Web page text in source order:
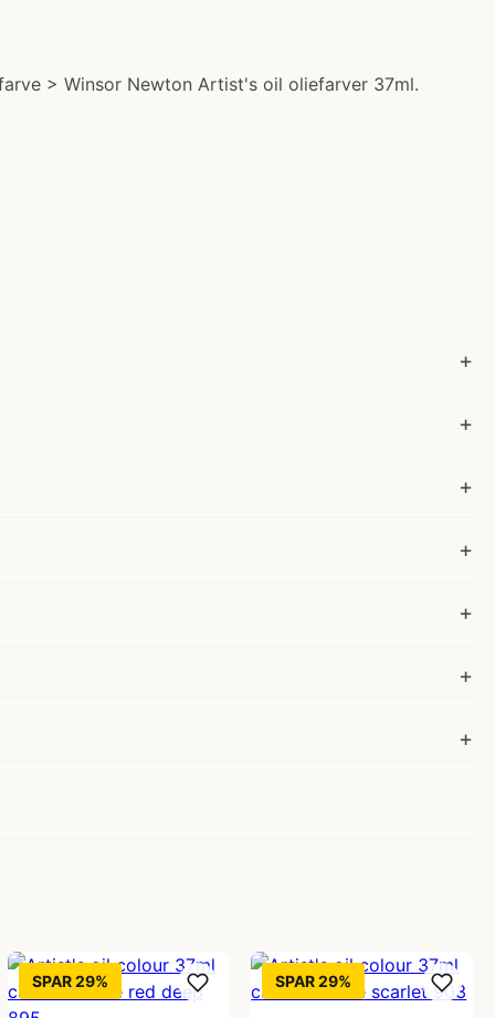
> Winsor Newton Artist's oil oliefarver 37ml.
SPAR 29% SPAR 29%